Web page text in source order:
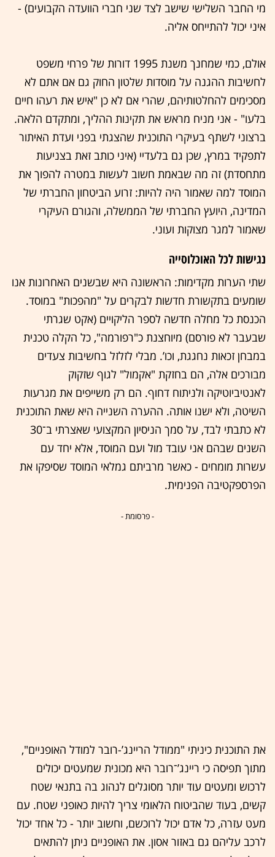
מי החבר השלישי שישב לצד שני חברי הוועדה הקבועים) -
איני יכול להתייחס אליה.
אולם, כמי שמחנך משנת 1995 דורות של פרחי משפט
לחשיבות ההגנה על מוסדות שלטון החוק גם אם אתם לא
מסכימים להחלטותיהם, שהרי אם לא כן "איש את רעהו חיים
בלעו" - אני מניח מראש את תקינות ההליך, ומתקדם הלאה.
ברצוני לשתף בעיקרי התוכנית שהצגתי בפני ועדת האיתור
לתפקיד במרץ, שכן גם בלעדיי (איני כותב זאת בצניעות
מתחסדת) זה מה שבאמת חשוב לעשות במטרה להפוך את
המוסד למה שאמור היה להיות: זרוע הביטחון החברתי של
המדינה, היועץ החברתי של הממשלה, והגורם העיקרי
שאמור למגר מצוקות ועוני.
נגישות לכל האוכלוסייה
שתי הערות מקדימות: הראשונה היא שבשנים האחרונות אנו
שומעים בתקשורת חדשות לבקרים על "מהפכות" במוסד.
הכנסת כל מחלה חדשה לספר הליקויים (אקט שגרתי
שבעבר לא פורסם) מיוחצנת כ"רפורמה", כל הקלה טכנית
במבחן זכאות נחגגת, וכו’. מבלי לזלזל בחשיבות צעדים
מבורכים אלה, הם בחזקת "אקמול" לגוף שזקוק
לאנטיביוטיקה ולניתוח דחוף. הם רק משייפים את מגרעות
השיטה, ולא ישנו אותה. ההערה השנייה היא שאת התוכנית
לא כתבתי לבד, על סמך הניסיון המקצועי שאצרתי ב־30
השנים שבהם אני עובד מול ועם המוסד, אלא יחד עם
עשרות מומחים - כאשר מרביתם גמלאי המוסד שסיפקו את
הפרספקטיבה הפנימית.
- פרסומת -
את התוכנית כיניתי "ממודל הריינג’-רובר למודל האופניים",
מתוך תפיסה כי ריינג’־רובר היא מכונית שמעטים יכולים
לרכוש ומעטים עוד יותר מסוגלים לנהוג בה בתנאי שטח
קשים, בעוד שהביטוח הלאומי צריך להיות כאופני שטח. עם
מעט עזרה, כל אדם יכול לרוכשם, וחשוב יותר - כל אחד יכול
לרכב עליהם גם באזור אסון. את האופניים ניתן להתאים